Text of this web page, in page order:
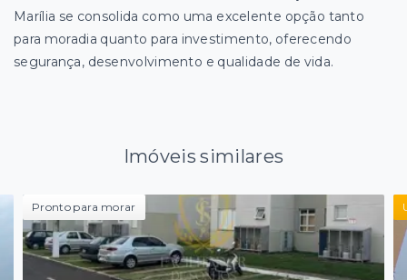
Marília se consolida como uma excelente opção tanto
para moradia quanto para investimento, oferecendo
segurança, desenvolvimento e qualidade de vida.
Imóveis similares
Pronto para morar